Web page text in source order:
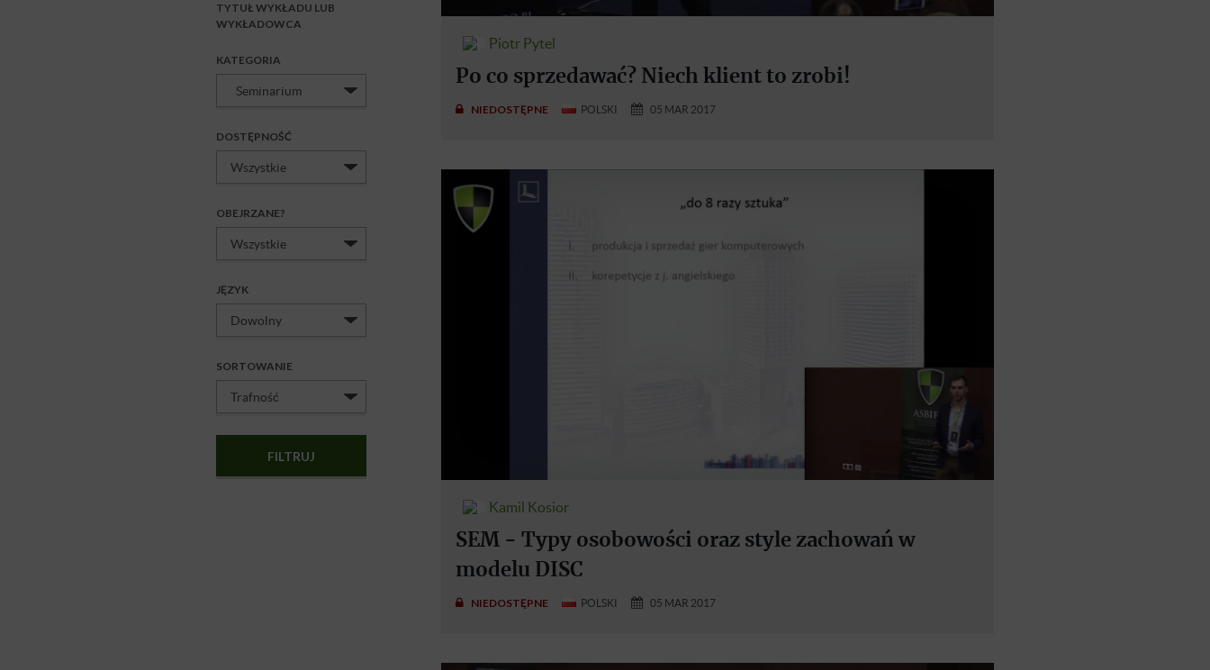
TYTUŁ WYKŁADU LUB
WYKŁADOWCA
KATEGORIA
DOSTĘPNOŚĆ
OBEJRZANE?
JĘZYK
SORTOWANIE
FILTRUJ
Piotr Pytel
Po co sprzedawać? Niech klient to zrobi!
NIEDOSTĘPNE POLSKI 05 MAR 2017
Kamil Kosior
SEM - Typy osobowości oraz style zachowań w
modelu DISC
NIEDOSTĘPNE POLSKI 05 MAR 2017